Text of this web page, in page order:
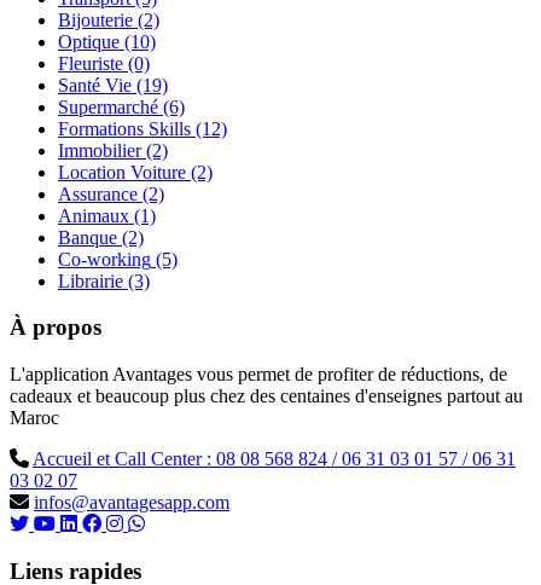
Bijouterie (2)
Optique (10)
Fleuriste (0)
Santé Vie (19)
Supermarché (6)
Formations Skills (12)
Immobilier (2)
Location Voiture (2)
Assurance (2)
Animaux (1)
Banque (2)
Co-working (5)
Librairie (3)
À propos
L'application Avantages vous permet de profiter de réductions, de
cadeaux et beaucoup plus chez des centaines d'enseignes partout au
Maroc
Accueil et Call Center : 08 08 568 824 / 06 31 03 01 57 / 06 31
03 02 07
infos@avantagesapp.com
Liens rapides